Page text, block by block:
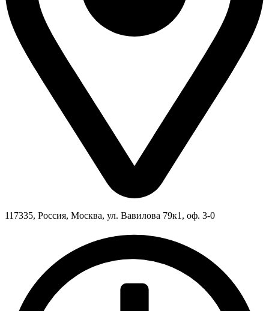
117335, Россия, Москва, ул. Вавилова 79к1, оф. 3-0